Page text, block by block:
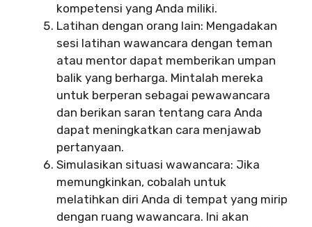
kompetensi yang Anda miliki.
Latihan dengan orang lain: Mengadakan
sesi latihan wawancara dengan teman
atau mentor dapat memberikan umpan
balik yang berharga. Mintalah mereka
untuk berperan sebagai pewawancara
dan berikan saran tentang cara Anda
dapat meningkatkan cara menjawab
pertanyaan.
Simulasikan situasi wawancara: Jika
memungkinkan, cobalah untuk
melatihkan diri Anda di tempat yang mirip
dengan ruang wawancara. Ini akan